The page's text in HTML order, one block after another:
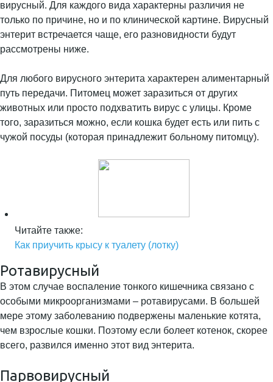
вирусный. Для каждого вида характерны различия не
только по причине, но и по клинической картине. Вирусный
энтерит встречается чаще, его разновидности будут
рассмотрены ниже.
Для любого вирусного энтерита характерен алиментарный
путь передачи. Питомец может заразиться от других
животных или просто подхватить вирус с улицы. Кроме
того, заразиться можно, если кошка будет есть или пить с
чужой посуды (которая принадлежит больному питомцу).
Читайте также:
Как приучить крысу к туалету (лотку)
Ротавирусный
В этом случае воспаление тонкого кишечника связано с
особыми микроорганизмами – ротавирусами. В большей
мере этому заболеванию подвержены маленькие котята,
чем взрослые кошки. Поэтому если болеет котенок, скорее
всего, развился именно этот вид энтерита.
Парвовирусный